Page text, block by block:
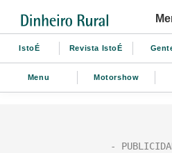
IstoÉ Revista IstoÉ
Menu Motorshow